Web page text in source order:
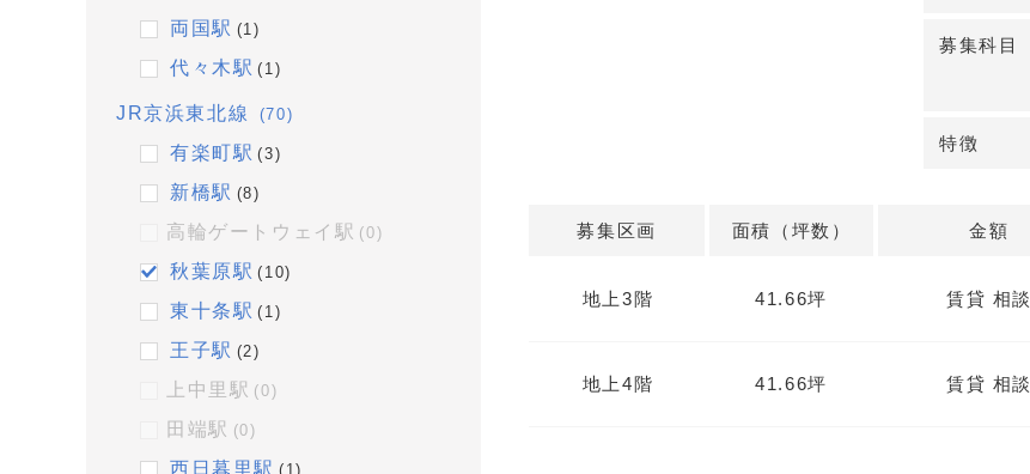
両国駅 (1)
代々木駅 (1)
JR京浜東北線 (70)
有楽町駅 (3)
新橋駅 (8)
高輪ゲートウェイ駅 (0)
秋葉原駅 (10)
東十条駅 (1)
王子駅 (2)
上中里駅 (0)
田端駅 (0)
西日暮里駅 (1)
募集科目
特徴
募集区画 面積（坪数） 金額
地上3階 41.66坪 賃貸 相談
地上4階 41.66坪 賃貸 相談